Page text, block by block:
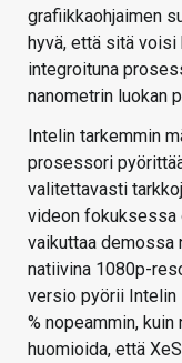
grafiikkaohjaimen
hyvä, että sitä
integroituna
nanometrin luokan
Intelin tarkemmin
prosessori
valitettavasti
videon fokuksessa
vaikuttaa demossa
natiivina 1080p-
versio pyörii Intelin
% nopeammin,
huomioida, että